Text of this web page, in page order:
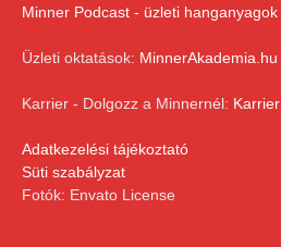
Minner Podcast - üzleti hanganyagok
Üzleti oktatások: MinnerAkademia.hu
Karrier - Dolgozz a Minnernél: Karrier
Adatkezelési tájékoztató
Süti szabályzat
Fotók: Envato License